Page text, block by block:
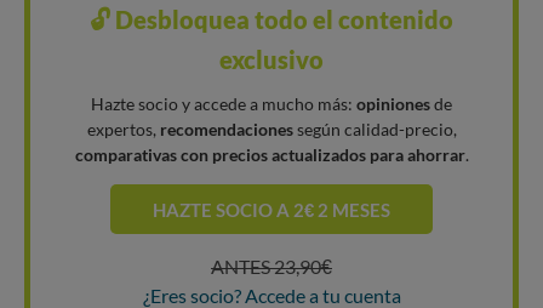
🔓 Desbloquea todo el contenido
exclusivo
Hazte socio y accede a mucho más: opinionesde
expertos, recomendacionessegún calidad-precio,
comparativas con precios actualizados para ahorrar.
HAZTE SOCIO A 2€ 2 MESES
ANTES 23,90€
¿Eres socio? Accede a tu cuenta